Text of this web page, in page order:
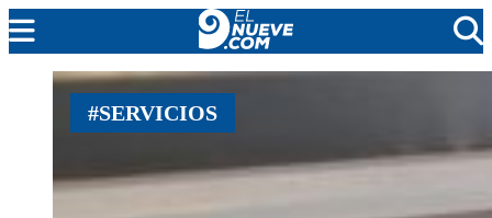
MENDOZA
CADA DÍA
NOTICIERO 9
#SERVICIOS